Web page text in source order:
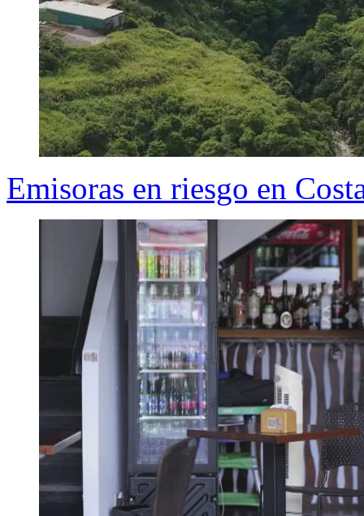
Emisoras en riesgo en